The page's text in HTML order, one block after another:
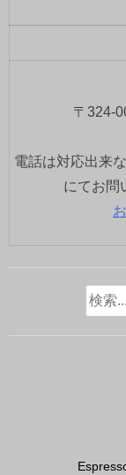
〒324-
電話は対応出来
にてお問